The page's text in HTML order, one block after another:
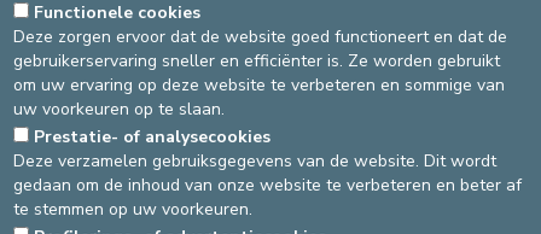
Waar kunt u terecht voor avonddialyse in Brussel?
Europa Ziekenhuizen – site St-Elisabeth – De Frélaan 206 – 1180
Ukkel (Brussel)
Vlot bereikbaar met de wagen en parking beschikbaar.
Contact secretariaat Dialyse: 02-614 21 70.
Met deze nieuwe avonddialysedienst in Brussel bevestigen de
Europa Ziekenhuizen hun engagement om innovatieve,
Functionele cookies
Deze zorgen ervoor dat de website goed functioneert en dat de
gebruikerservaring sneller en efficiënter is. Ze worden gebruikt
om uw ervaring op deze website te verbeteren en sommige van
uw voorkeuren op te slaan.
Prestatie- of analysecookies
Deze verzamelen gebruiksgegevens van de website. Dit wordt
gedaan om de inhoud van onze website te verbeteren en beter af
te stemmen op uw voorkeuren.